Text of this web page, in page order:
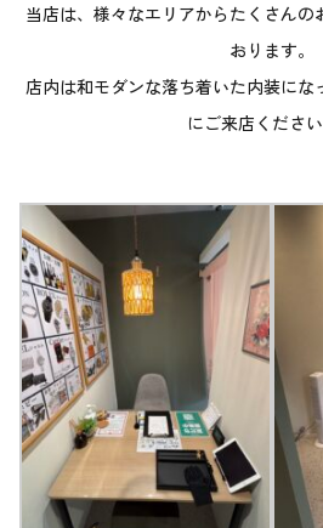
当店は、様々なエリアからたくさん
おります。
店内は和モダンな落ち着いた内装に
にご来店ください